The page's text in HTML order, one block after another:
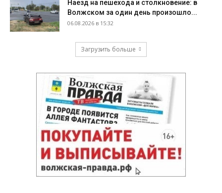
Наезд на пешехода и столкновение: в
Волжском за один день произошло...
06.08.2026 в 15:32
Загрузить больше